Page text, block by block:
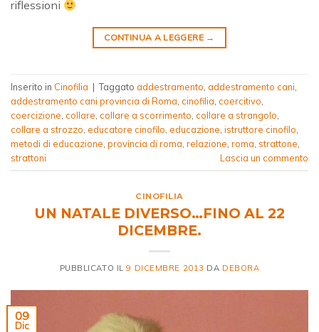
riflessioni
CONTINUA A LEGGERE →
Inserito in Cinofilia | Taggato addestramento addestramento cani
addestramento cani provincia di Roma cinofilia coercitivo
coercizione collare collare a scorrimento collare a strangolo
collare a strozzo educatore cinofilo educazione istruttore cinofilo
metodi di educazione provincia di roma relazione roma strattone
strattoni
Lascia un commento
CINOFILIA
UN NATALE DIVERSO…FINO AL 22
DICEMBRE.
PUBBLICATO IL9 DICEMBRE 2013 DA DEBORA
09
Dic